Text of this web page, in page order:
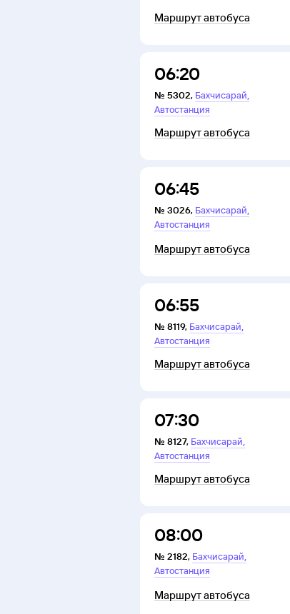
Маршрут автобуса
06:20
№ 5302, Бахчисарай,
Автостанция
Маршрут автобуса
06:45
№ 3026, Бахчисарай,
Автостанция
Маршрут автобуса
06:55
№ 8119, Бахчисарай,
Автостанция
Маршрут автобуса
07:30
№ 8127, Бахчисарай,
Автостанция
Маршрут автобуса
08:00
№ 2182, Бахчисарай,
Автостанция
Маршрут автобуса